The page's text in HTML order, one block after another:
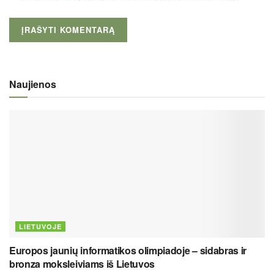
Naujienos
LIETUVOJE
Europos jaunių informatikos olimpiadoje – sidabras ir
bronza moksleiviams iš Lietuvos